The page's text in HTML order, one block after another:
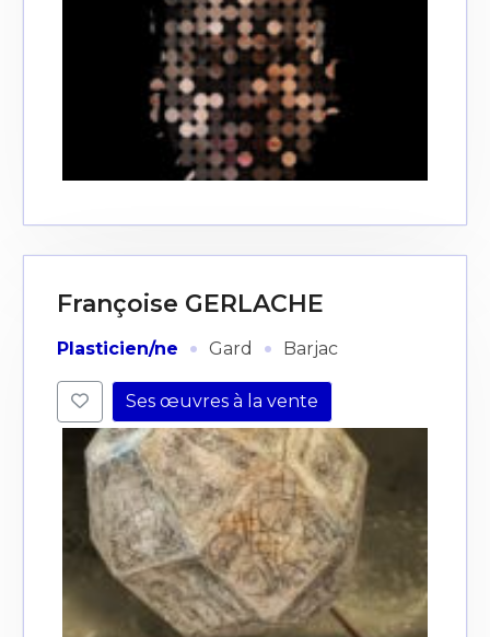
* Champ obligatoire
Statut / Organisation
termes et conditions
Françoise GERLACHE
Plasticien/ne · Gard · Barjac
Ses œuvres à la vente